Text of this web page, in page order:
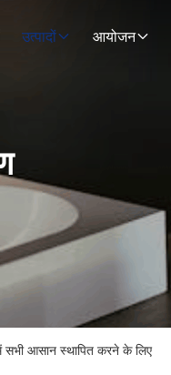
उत्पादों आयोजन
सभी आसान स्थापित करने के लिए